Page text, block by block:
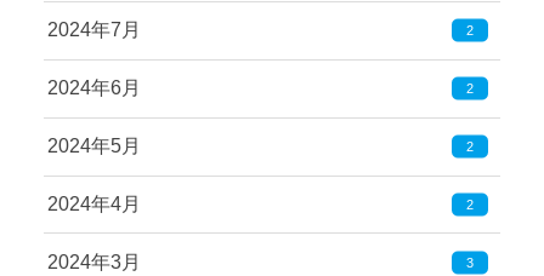
2024年7月 2
2024年6月 2
2024年5月 2
2024年4月 2
2024年3月 3